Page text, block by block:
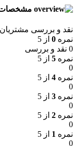
نقد و بررسی مشتریان
نمره 0 از 5
0 نقد و بررسی
نمره 5 از 5
0
نمره 4 از 5
0
نمره 3 از 5
0
نمره 2 از 5
0
نمره 1 از 5
0